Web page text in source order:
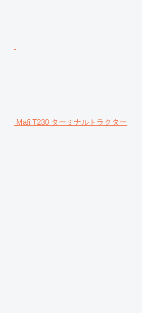
Mafi T230 ターミナルトラクター